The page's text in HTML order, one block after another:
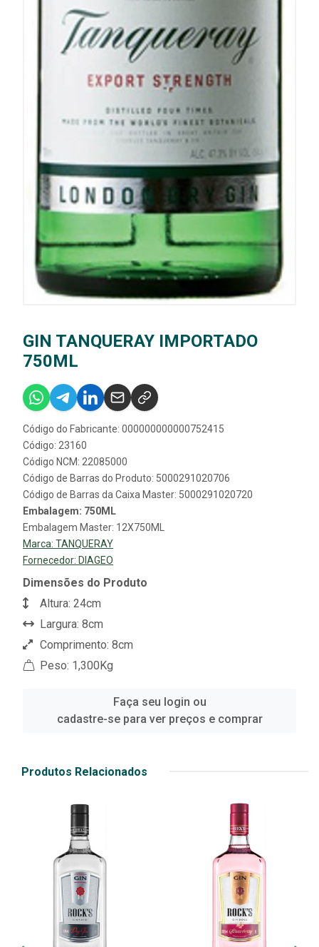
GIN TANQUERAY IMPORTADO
750ML
Código do Fabricante: 000000000000752415
Código: 23160
Código NCM: 22085000
Código de Barras do Produto: 5000291020706
Código de Barras da Caixa Master: 5000291020720
Embalagem: 750ML
Embalagem Master: 12X750ML
Marca: TANQUERAY
Fornecedor: DIAGEO
Dimensões do Produto
Altura: 24cm
Largura: 8cm
Comprimento: 8cm
Peso: 1,300Kg
Faça seu login ou
cadastre-se para ver preços e comprar
Produtos Relacionados